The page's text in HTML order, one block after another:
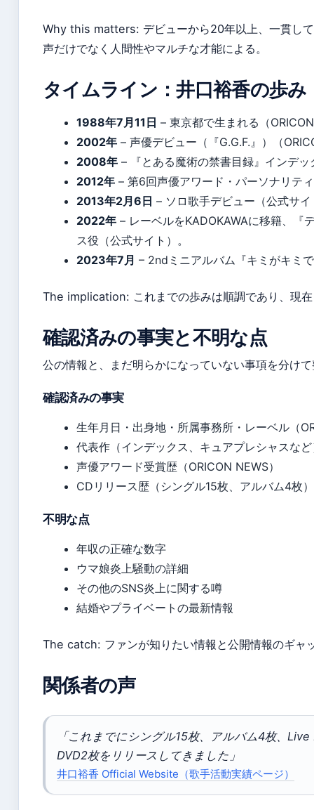
Why this matters: デビューから20年以上、一貫し
声だけでなく人間性やマルチな才能による。
タイムライン：井口裕香の歩み
1988年7月11日 – 東京都で生まれる（
2002年 – 声優デビュー（『G.G.F.』）（
2008年 – 『とある魔術の禁書目録』インデ
2012年 – 第6回声優アワード・パーソナリテ
2013年2月6日 – ソロ歌手デビュー（公式サ
2022年 – レーベルをKADOKAWAに移籍、
ス役（公式サイト）。
2023年7月 – 2ndミニアルバム『キミがキミ
The implication: これまでの歩みは順調であり、現
確認済みの事実と不明な点
公の情報と、まだ明らかになっていない事項を分け
確認済みの事実
生年月日・出身地・所属事務所・レーベル（
代表作（インデックス、キュアプレシャスな
声優アワード受賞歴（ORICON NEWS）
CDリリース歴（シングル15枚、アルバム4枚
不明な点
年収の正確な数字
ウマ娘炎上騒動の詳細
その他のSNS炎上に関する噂
結婚やプライベートの最新情報
The catch: ファンが知りたい情報と公開情報のギャ
関係者の声
「これまでにシングル15枚、アルバム4枚、
DVD2枚をリリースしてきました」
井口裕香 Official Website（歌手活動実績ページ）